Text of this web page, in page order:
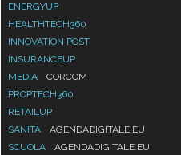
ENERGYUP
HEALTHTECH360
INNOVATION POST
INSURANCEUP
MEDIA
CORCOM
PROPTECH360
RETAILUP
SANITÀ
AGENDADIGITALE.EU
SCUOLA
AGENDADIGITALE.EU